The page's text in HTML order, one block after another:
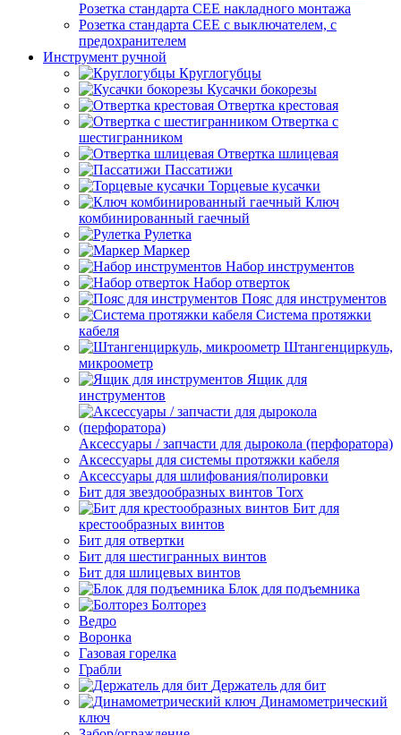
Розетка стандарта СЕЕ накладного монтажа
Розетка стандарта СЕЕ с выключателем, с
предохранителем
Инструмент ручной
Круглогубцы
Кусачки бокорезы
Отвертка крестовая
Отвертка с
шестигранником
Отвертка шлицевая
Пассатижи
Торцевые кусачки
Ключ
комбинированный гаечный
Рулетка
Маркер
Набор инструментов
Набор отверток
Пояс для инструментов
Система протяжки
кабеля
Штангенциркуль,
микроометр
Ящик для
инструментов
Аксессуары / запчасти для дырокола (перфоратора)
Аксессуары для системы протяжки кабеля
Аксессуары для шлифования/полировки
Бит для звездообразных винтов Torx
Бит для
крестообразных винтов
Бит для отвертки
Бит для шестигранных винтов
Бит для шлицевых винтов
Блок для подъемника
Болторез
Ведро
Воронка
Газовая горелка
Грабли
Держатель для бит
Динамометрический
ключ